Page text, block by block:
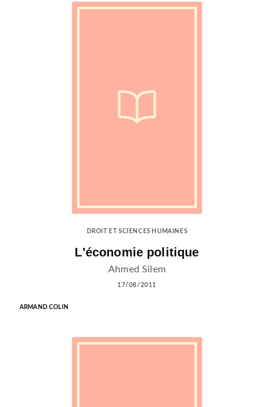
DROIT ET SCIENCES HUMAINES
L'économie politique
Ahmed Silem
17/08/2011
ARMAND COLIN